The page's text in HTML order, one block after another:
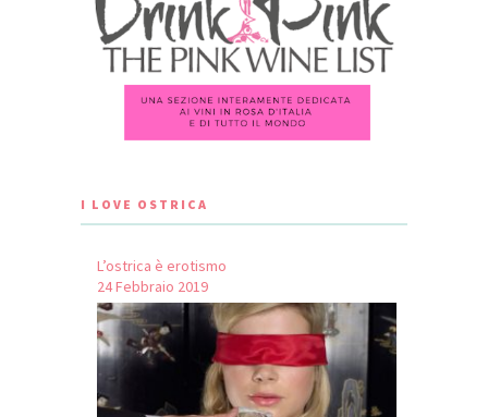
I LOVE OSTRICA
L’ostrica è erotismo
24 Febbraio 2019